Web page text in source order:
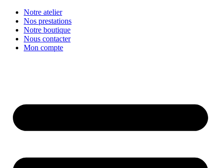
Notre atelier
Nos prestations
Notre boutique
Nous contacter
Mon compte